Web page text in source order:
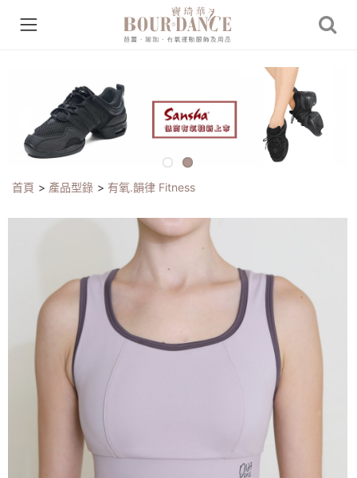
Previous
首頁 > 產品型錄 > 有氧.韻律 Fitness